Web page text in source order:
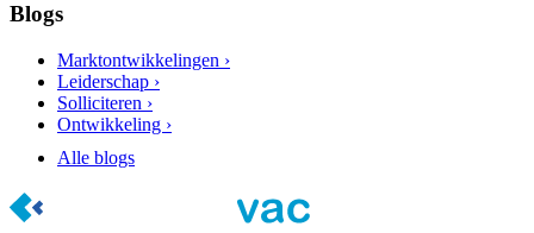
Blogs
Marktontwikkelingen ›
Leiderschap ›
Solliciteren ›
Ontwikkeling ›
Alle blogs